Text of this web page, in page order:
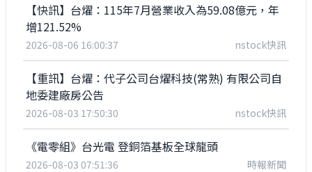
【快訊】台燿：115年7月營業收入為59.08億元，年
增121.52%
2026-08-06 16:00:37 nstock快訊
【重訊】台燿：代子公司台燿科技(常熟) 有限公司自
地委建廠房公告
2026-08-03 17:50:30 nstock快訊
《電零組》台光電 登銅箔基板全球龍頭
2026-08-03 07:51:36 時報新聞